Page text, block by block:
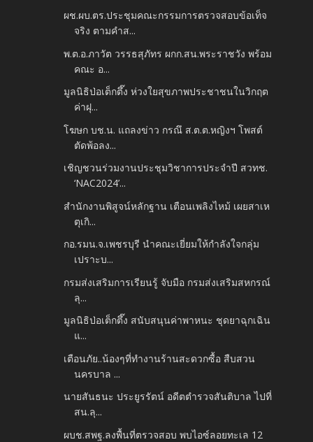
ผช.ผบ.ตร.ประชุมคณะกรรมการตรวจสอบข้อเท็จ
จริง ตามคำส...
พ.ต.อ.ภาวัต วรรธสุภัทร ผกก.สน.พระราชวัง พร้อม
คณะ อ...
มูลนิธิป่อเต็กตึ๊ง ห่วงใยสุขภาพประชาชนในวิกฤต
ค่าฝุ...
โฆษก บช.น. แถลงข่าว กรณึ ส.ต.ต.หญิงฯ โพสต์
ตัดพ้อลง...
เชิญชวนร่วมงานประชุมวิชาการประจำปี สวทช.
‘NAC2024’...
สำนักงานพิสูจน์หลักฐาน เตือนเพลิงไหม้ เผยสาเห
ตุเกิ...
กอ.รมน.จ.เพชรบุรี นำคณะเยี่ยมให้กำลังใจกลุ่ม
เปราะบ...
กรมส่งเสริมการเรียนรู้ จับมือ กรมส่งเสริมสหกรณ์
ลุ...
มูลนิธิป่อเต็กตึ๊ง สนับสนุนค่าพาหนะ ชุดยาฉุกเฉิน
แ...
เตือนภัย..น้องๆที่ทำงานร้านสะดวกซื้อ สืบสวน
นครบาล ...
นายสันธนะ ประยูรรัตน์ อดีตตำรวจสันติบาล ไปที่
สน.ลุ...
ผบช.สพฐ.ลงพื้นที่ตรวจสอบ พบไอซ์ลอยทะเล 12